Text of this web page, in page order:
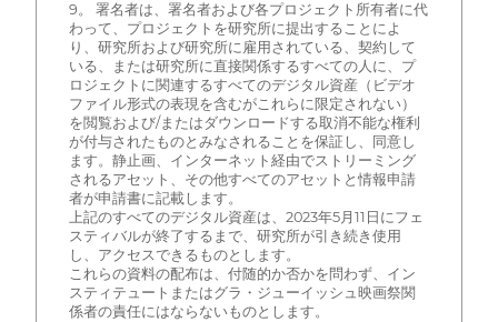
9。 署名者は、署名者および各プロジェクト所有者に代
わって、プロジェクトを研究所に提出することによ
り、研究所および研究所に雇用されている、契約して
いる、または研究所に直接関係するすべての人に、プ
ロジェクトに関連するすべてのデジタル資産（ビデオ
ファイル形式の表現を含むがこれらに限定されない）
を閲覧および/またはダウンロードする取消不能な権利
が付与されたものとみなされることを保証し、同意し
ます。静止画、インターネット経由でストリーミング
されるアセット、その他すべてのアセットと情報申請
者が申請書に記載します。
上記のすべてのデジタル資産は、2023年5月11日にフェ
スティバルが終了するまで、研究所が引き続き使用
し、アクセスできるものとします。
これらの資料の配布は、付随的か否かを問わず、イン
スティテュートまたはグラ・ジューイッシュ映画祭関
係者の責任にはならないものとします。